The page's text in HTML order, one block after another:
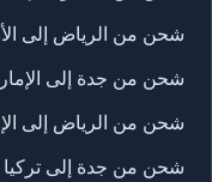
شحن من الرياض إلى
شحن من جدة إلى
شحن من الرياض إلى
شحن من جدة إلى تركيا